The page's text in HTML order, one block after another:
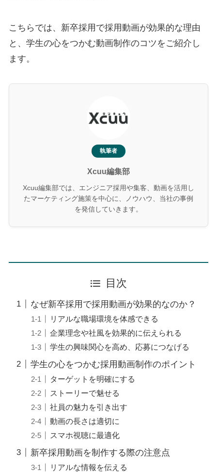
こちらでは、新卒採用で採用動画が効果的な理由
と、学生の心をつかむ動画制作のコツをご紹介し
ます。
執筆者
Xcuu編集部
Xcuu編集部では、エンジニア採用や集客、動画を活用し
たマーケティング施策を中心に、ノウハウ、当社の事例
を発信していきます。
目次
なぜ新卒採用で採用動画が効果的なのか？
リアルな職場環境を体感できる
企業理念や社風を効果的に伝えられる
学生の興味関心を高め、応募につなげる
学生の心をつかむ採用動画制作のポイント
ターゲットを明確にする
ストーリーで魅せる
社員の魅力を引き出す
動画の長さは適切に
スマホ視聴に最適化
新卒採用動画を制作する際の注意点
リアルな情報を伝える